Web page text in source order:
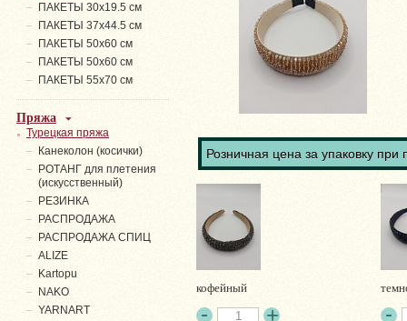
Розничная цена за упаковку при
кофейный
ПАКЕТЫ 30х19.5 см
ПАКЕТЫ 37х44.5 см
ПАКЕТЫ 50х60 см
ПАКЕТЫ 50х60 см
ПАКЕТЫ 55х70 см
Пряжа
Турецкая пряжа
Канеколон (косички)
РОТАНГ для плетения
(искусственный)
PЕЗИНКА
РАСПРОДАЖА
РАСПРОДАЖА СПИЦ
ALIZE
Kartopu
NAKO
YARNART